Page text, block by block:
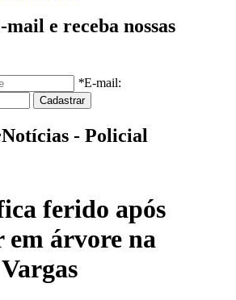
mail e receba nossas
*E-mail:
Notícias - Policial
ferido após
em árvore na